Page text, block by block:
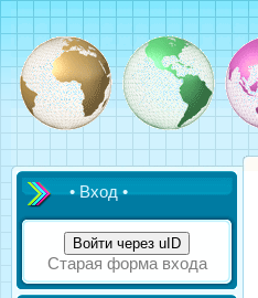
• Вход •
Войти через uID
Старая форма входа